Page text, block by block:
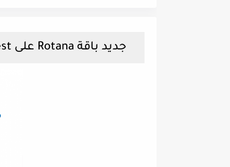
جديد باقة Rotana على Nilesat 201 @ 7°West